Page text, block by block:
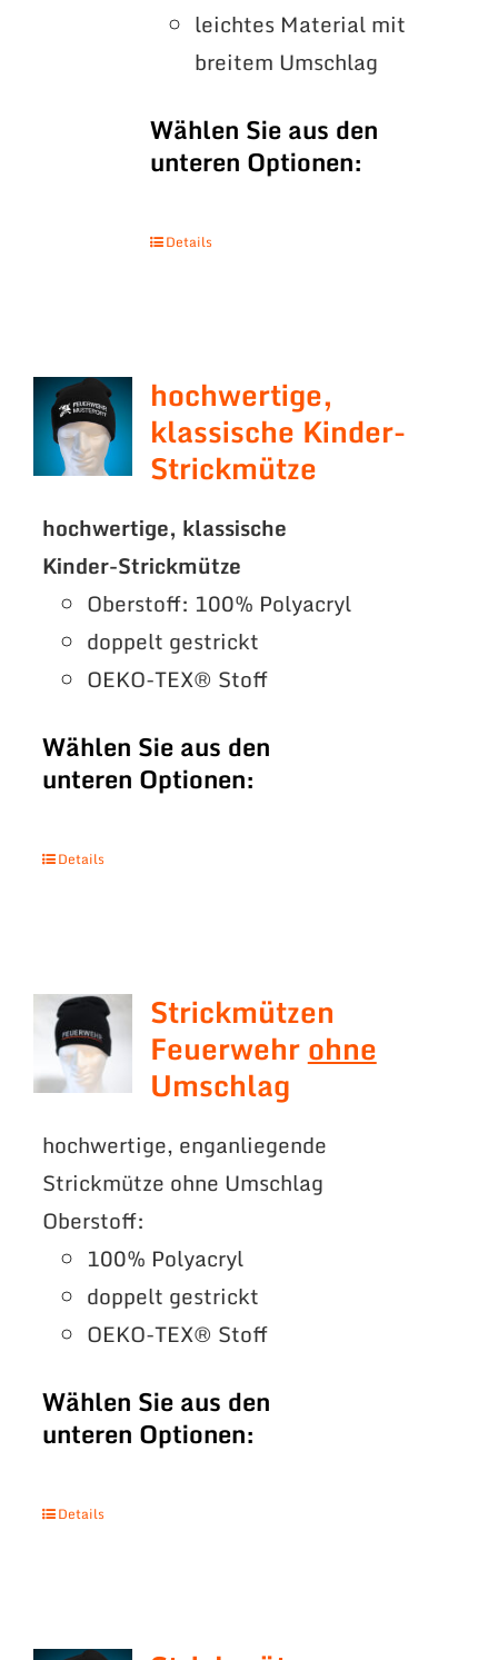
leichtes Material mit
breitem Umschlag
Wählen Sie aus den
unteren Optionen:
Details
hochwertige,
klassische Kinder-
Strickmütze
hochwertige, klassische
Kinder-Strickmütze
Oberstoff: 100% Polyacryl
doppelt gestrickt
OEKO-TEX® Stoff
Wählen Sie aus den
unteren Optionen:
Details
Strickmützen
Feuerwehrohne
Umschlag
hochwertige, enganliegende
Strickmütze ohne Umschlag
Oberstoff:
100% Polyacryl
doppelt gestrickt
OEKO-TEX® Stoff
Wählen Sie aus den
unteren Optionen:
Details